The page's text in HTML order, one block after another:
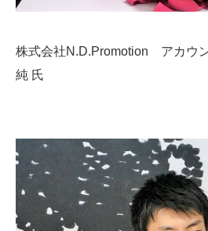
株式会社N.D.Promotion アカウ
純 氏